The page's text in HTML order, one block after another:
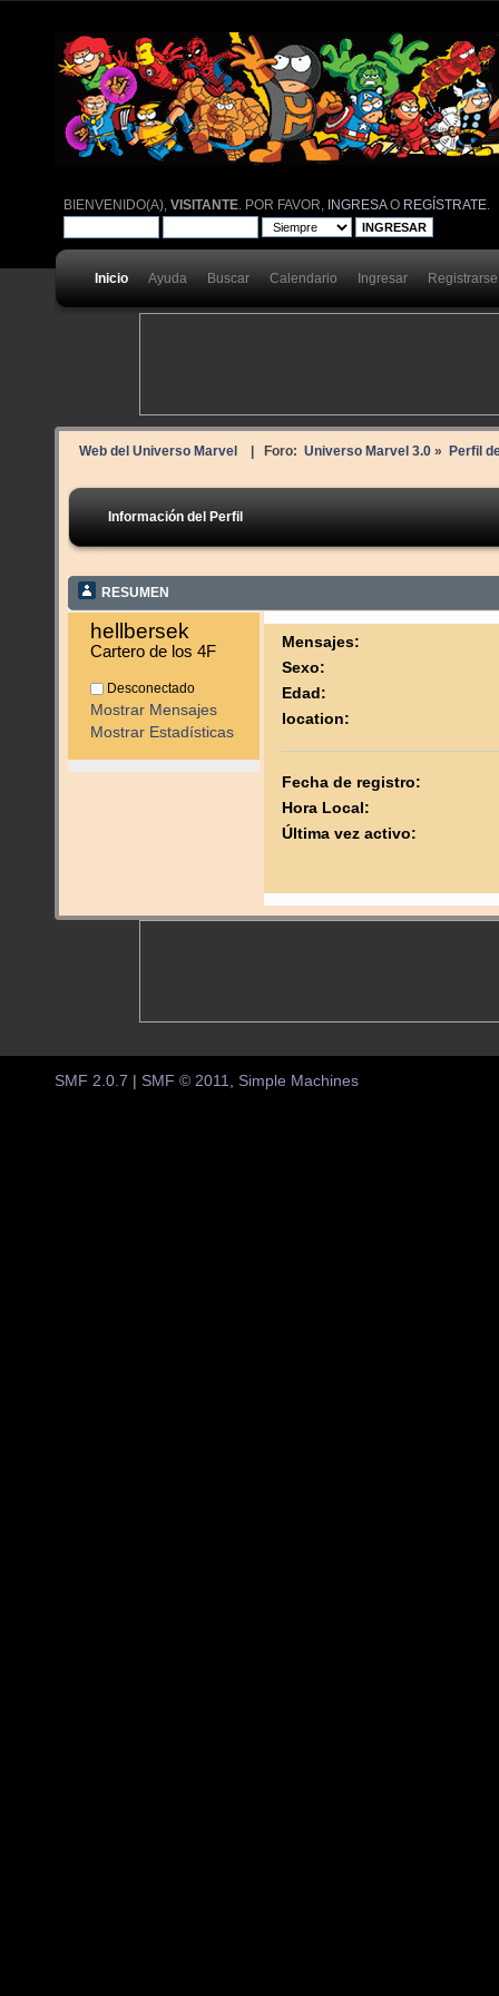
BIENVENIDO(A),VISITANTE . POR FAVOR, INGRESAO REGÍSTRATE
Inicio Ayuda Buscar Calendario Ingresar Registrarse
Web del Universo Marvel | Foro: Universo Marvel 3.0» Perfil
Información del Perfil
RESUMEN
hellbersek
Cartero de los 4F
Desconectado
Mostrar Mensajes
Mostrar Estadísticas
Mensajes:
Sexo:
Edad:
location:
Fecha de registro:
Hora Local:
Última vez activo:
SMF 2.0.7 SMF © 2011, Simple Machines